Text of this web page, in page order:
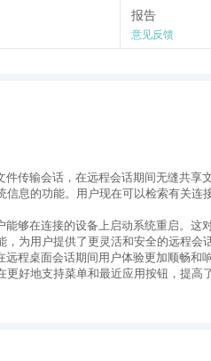
以根据自己的操作习惯调整设置，
享受到高效的远程桌面控制。不论
报告
意见反馈
件传输会话，在远程会话期间无缝共享
信息的功能。用户现在可以检索有关连
够在连接的设备上启动系统重启。这
为用户提供了更灵活和安全的远程会
程桌面会话期间用户体验更加顺畅和
更好地支持菜单和最近应用按钮，提高